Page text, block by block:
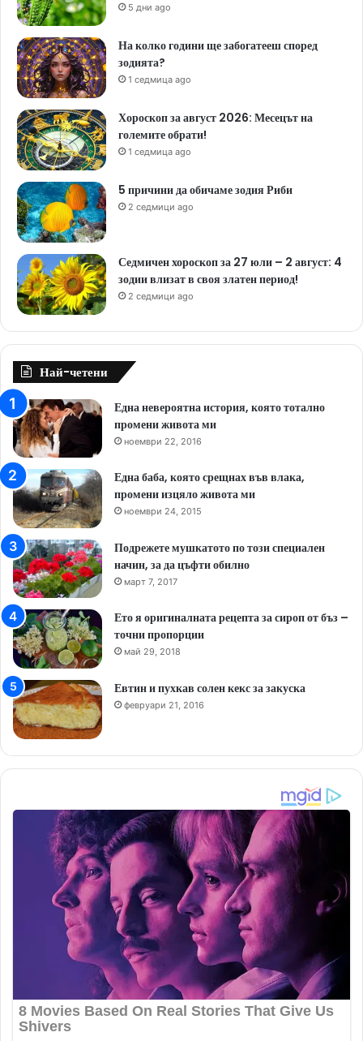
5 дни ago
На колко години ще забогатееш според
зодията?
1 седмица ago
Хороскоп за август 2026: Месецът на
големите обрати!
1 седмица ago
5 причини да обичаме зодия Риби
2 седмици ago
Седмичен хороскоп за 27 юли – 2 август: 4
зодии влизат в своя златен период!
2 седмици ago
Най-четени
Една невероятна история, която тотално
промени живота ми
ноември 22, 2016
Една баба, която срещнах във влака,
промени изцяло живота ми
ноември 24, 2015
Подрежете мушкатото по този специален
начин, за да цъфти обилно
март 7, 2017
Ето я оригиналната рецепта за сироп от бъз –
точни пропорции
май 29, 2018
Евтин и пухкав солен кекс за закуска
февруари 21, 2016